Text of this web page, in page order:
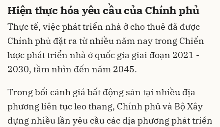
Hiện thực hóa yêu cầu của Chính phủ
Thực tế, việc phát triển nhà ở cho thuê đã được
Chính phủ đặt ra từ nhiều năm nay trong Chiến
lược phát triển nhà ở quốc gia giai đoạn 2021 -
2030, tầm nhìn đến năm 2045.
Trong bối cảnh giá bất động sản tại nhiều địa
phương liên tục leo thang, Chính phủ và Bộ Xây
dựng nhiều lần yêu cầu các địa phương phát triển